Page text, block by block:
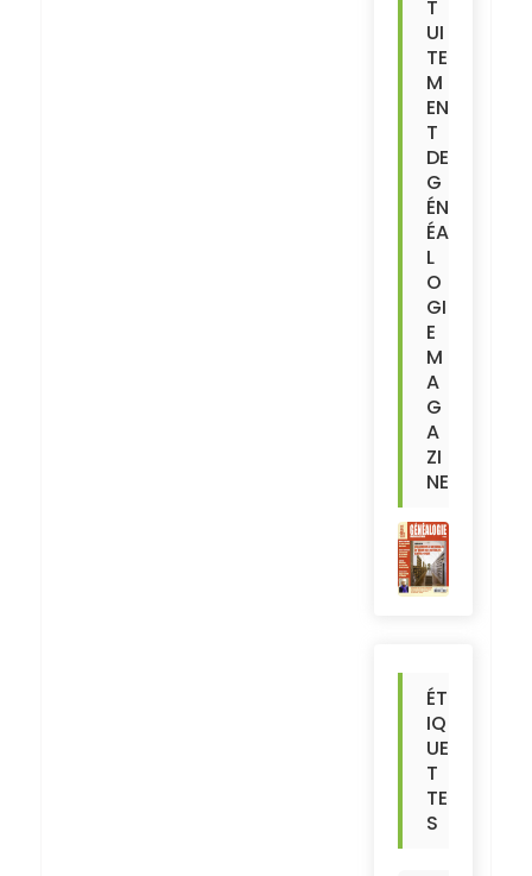
T
UI
TE
M
EN
T
DE
G
ÉN
ÉA
L
O
GI
E
M
A
G
A
ZI
NE
ÉT
IQ
UE
T
TE
S